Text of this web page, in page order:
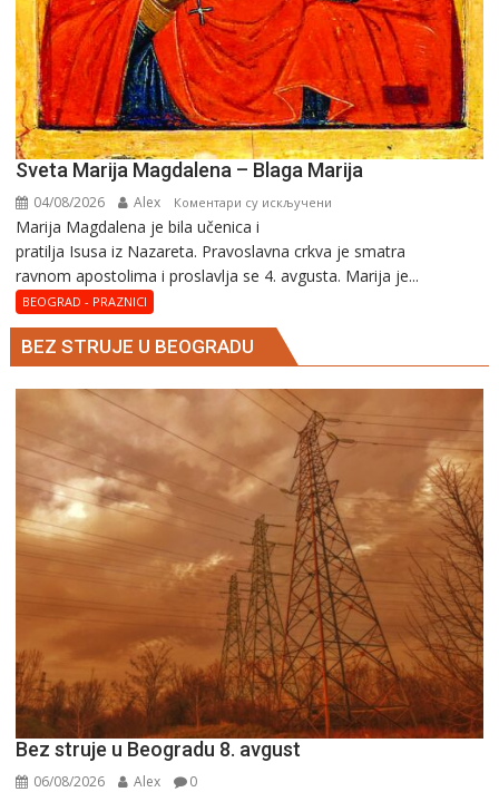
Sveta Marija Magdalena – Blaga Marija
04/08/2026 Alex Коментари су искључени
Marija
Magdalena
Marija Magdalena je bila učenica i
pratilja Isusa iz Nazareta. Pravoslavna crkva je smatra
ravnom apostolima i proslavlja se 4. avgusta. Marija je...
BEOGRAD - PRAZNICI
BEZ STRUJE U BEOGRADU
Bez struje u Beogradu 8. avgust
06/08/2026 Alex 0